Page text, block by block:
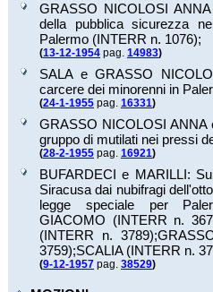
GRASSO NICOLOSI
della pubblica sicurezza
Palermo (INTERR n. 1076);
(13-12-1954 pag. 14983)
SALA e GRASSO
carcere dei minorenni in
(24-1-1955 pag. 16331)
GRASSO NICOLOSI ANNA
gruppo di mutilati nei pressi
(28-2-1955 pag. 16921)
BUFARDECI e MARILLI:
Siracusa dai nubifragi
legge speciale per
GIACOMO (INTERR n.
(INTERR n. 3789);
3759);SCALIA (INTERR n.
(9-12-1957 pag. 38529)